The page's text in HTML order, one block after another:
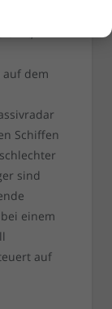
auf dem
Schiffen
sind
einem
auf